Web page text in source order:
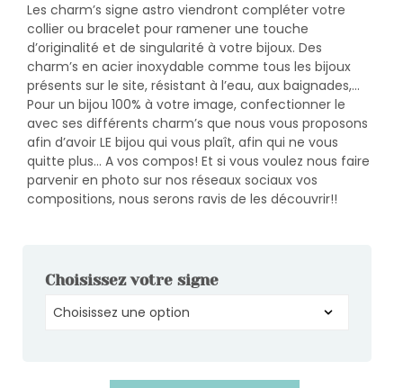
Les charm’s signe astro viendront compléter votre
collier ou bracelet pour ramener une touche
d’originalité et de singularité à votre bijoux. Des
charm’s en acier inoxydable comme tous les bijoux
présents sur le site, résistant à l’eau, aux baignades,…
Pour un bijou 100% à votre image, confectionner le
avec ses différents charm’s que nous vous proposons
afin d’avoir LE bijou qui vous plaît, afin qui ne vous
quitte plus… A vos compos! Et si vous voulez nous faire
parvenir en photo sur nos réseaux sociaux vos
compositions, nous serons ravis de les découvrir!!
Choisissez votre signe